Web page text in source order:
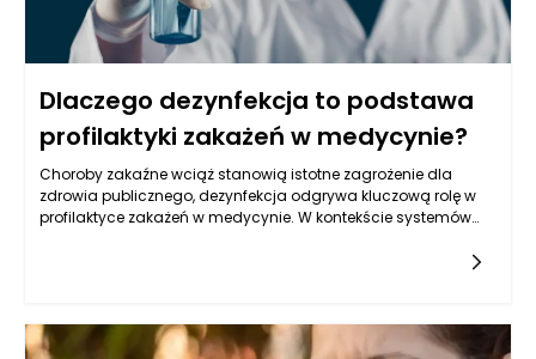
Dlaczego dezynfekcja to podstawa
profilaktyki zakażeń w medycynie?
Choroby zakaźne wciąż stanowią istotne zagrożenie dla
zdrowia publicznego, dezynfekcja odgrywa kluczową rolę w
profilaktyce zakażeń w medycynie. W kontekście systemów
elementów tego systemu, opierając profilaktykę na
naukowych podstawach i najlepszych praktykach.